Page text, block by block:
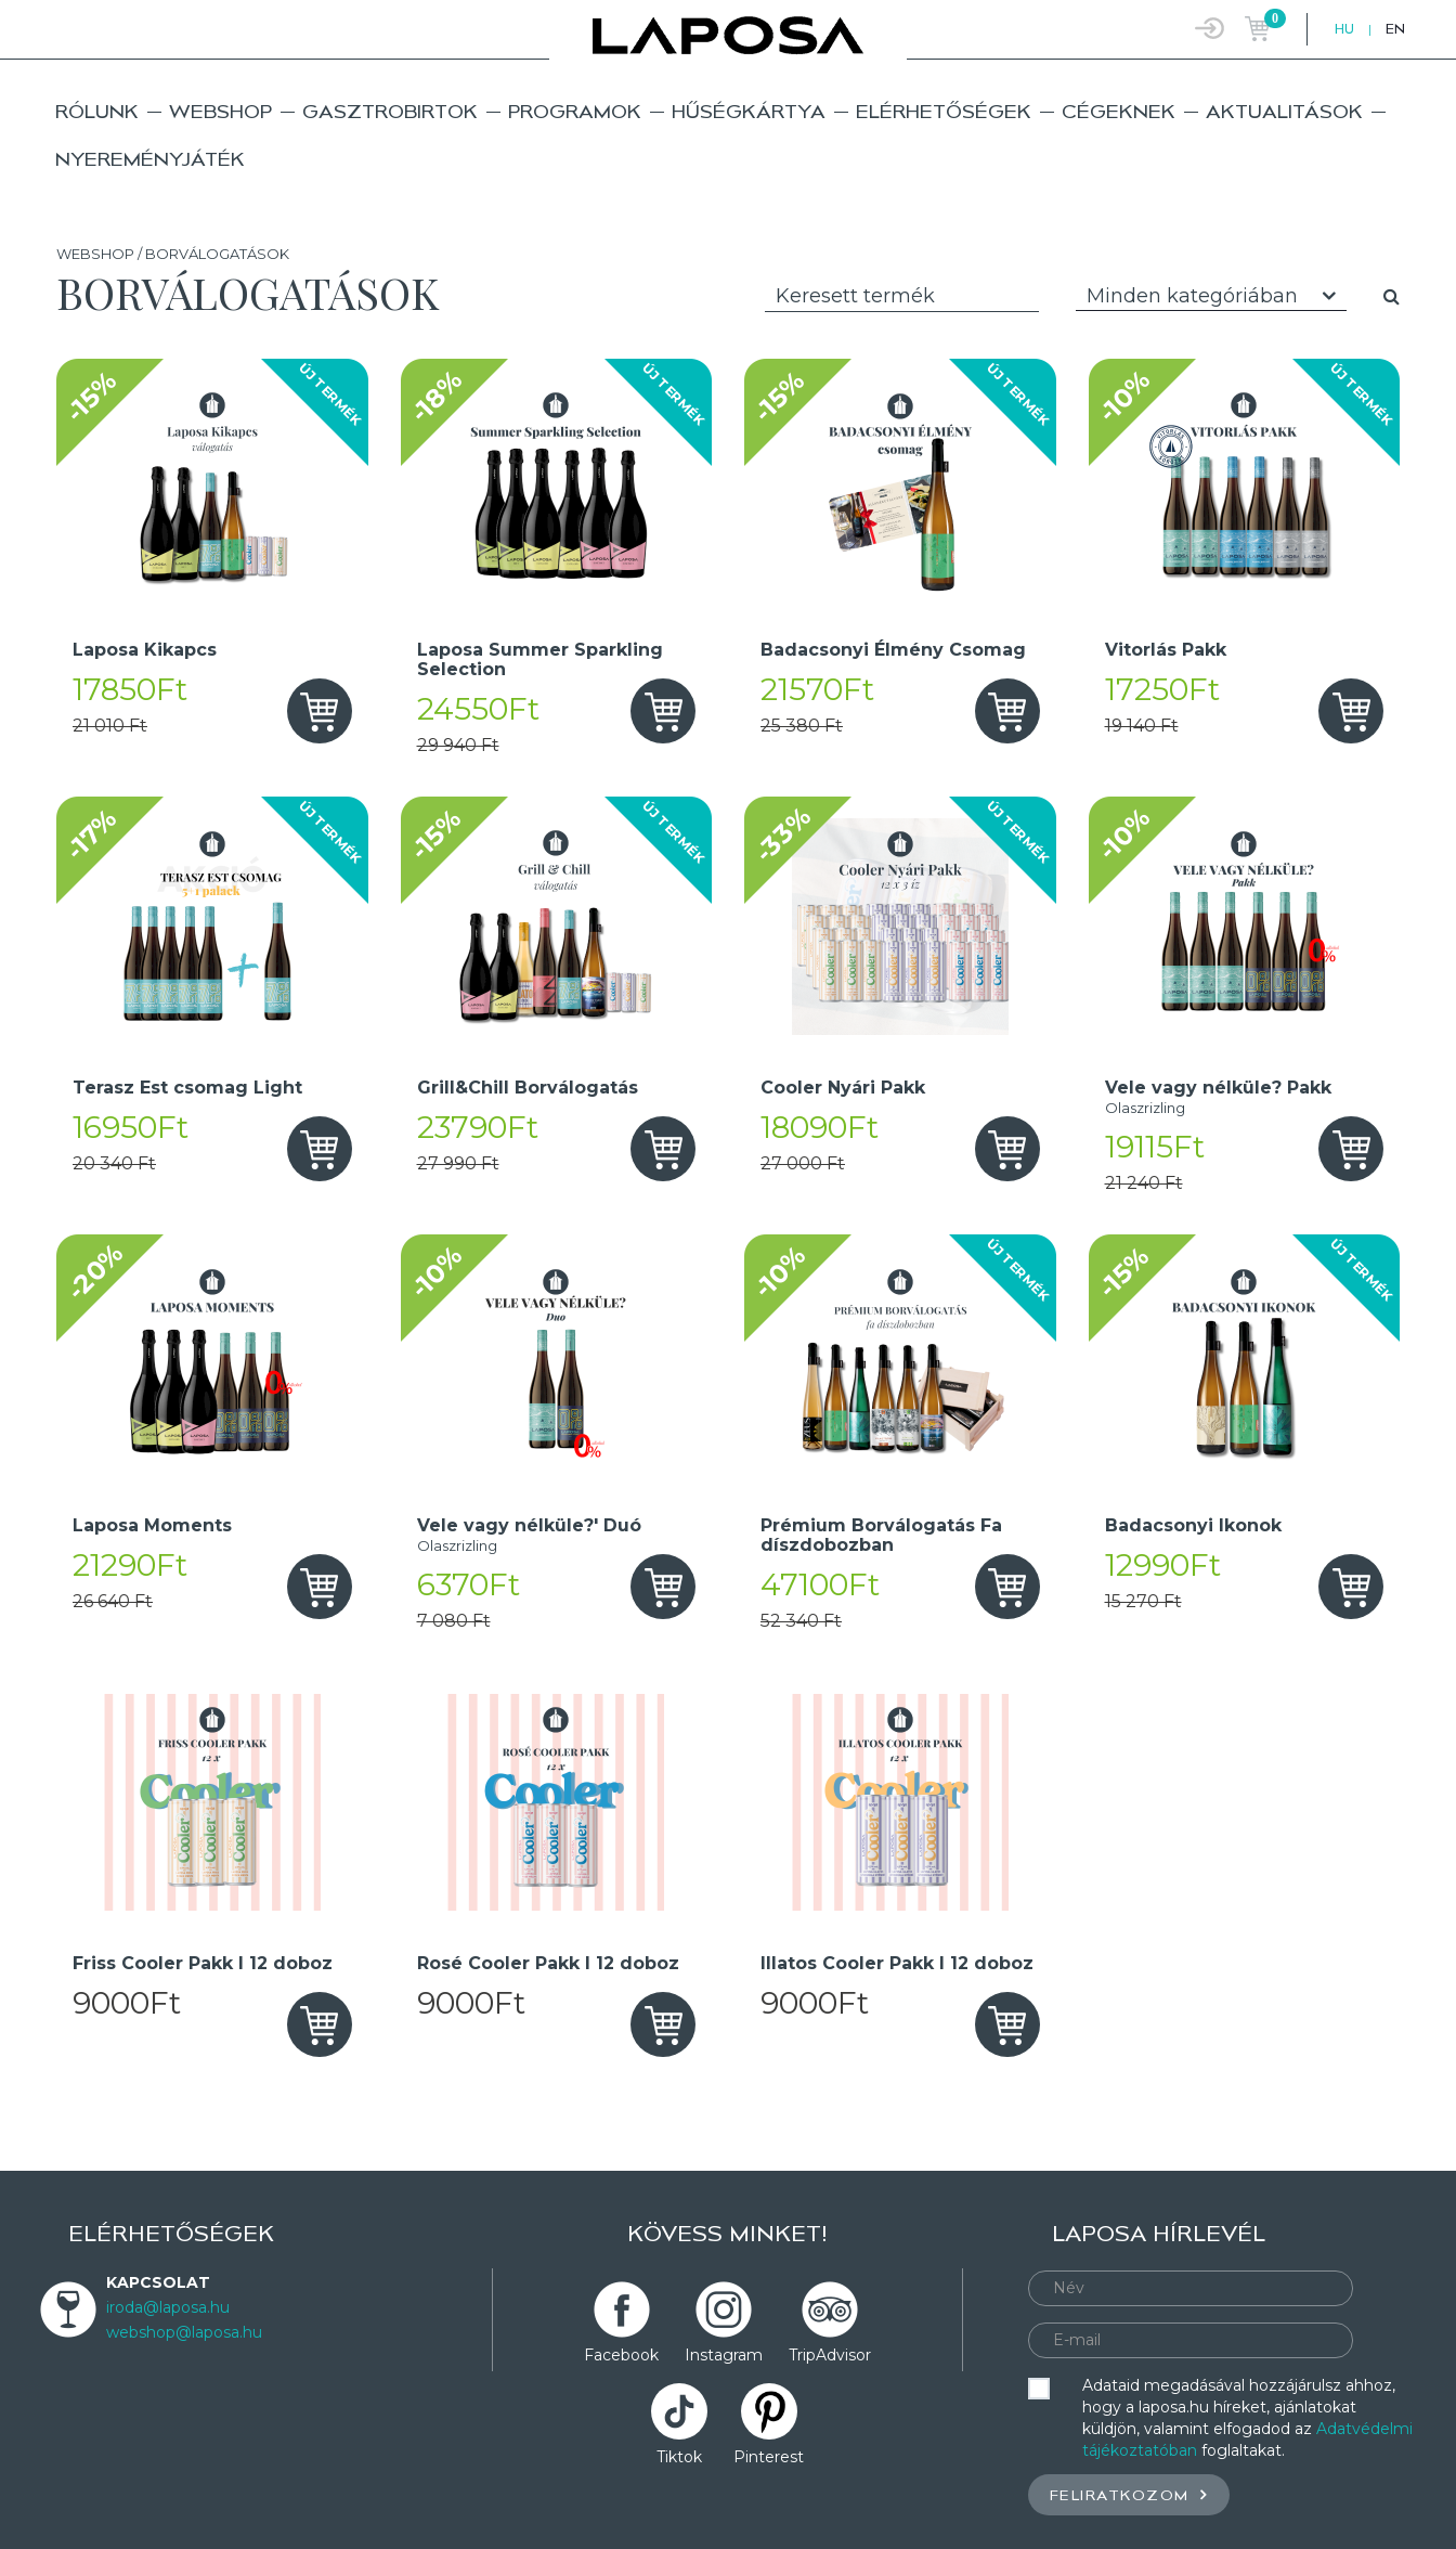
0
HU | EN
RÓLUNK WEBSHOP GASZTROBIRTOK PROGRAMOK HŰSÉGKÁRTYA ELÉRHETŐSÉGEK CÉGEKNEK AKTUALITÁSOK
NYEREMÉNYJÁTÉK
WEBSHOP / BORVÁLOGATÁSOK
BORVÁLOGATÁSOK Minden kategóriában
ÚJ TERMÉK
-15%
Laposa Kikapcs
17850Ft
21 010 Ft
ÚJ TERMÉK
-18%
Laposa Summer Sparkling
Selection
24550Ft
29 940 Ft
ÚJ TERMÉK
-15%
Badacsonyi Élmény Csomag
21570Ft
25 380 Ft
ÚJ TERMÉK
-10%
Vitorlás Pakk
17250Ft
19 140 Ft
ÚJ TERMÉK
-17%
Terasz Est csomag Light
16950Ft
20 340 Ft
ÚJ TERMÉK
-15%
Grill&Chill Borválogatás
23790Ft
27 990 Ft
ÚJ TERMÉK
-33%
Cooler Nyári Pakk
18090Ft
27 000 Ft
-10%
Vele vagy nélküle? Pakk
Olaszrizling
19115Ft
21 240 Ft
-20%
Laposa Moments
21290Ft
26 640 Ft
-10%
Vele vagy nélküle?' Duó
Olaszrizling
6370Ft
7 080 Ft
ÚJ TERMÉK
-10%
Prémium Borválogatás Fa
díszdobozban
47100Ft
52 340 Ft
ÚJ TERMÉK
-15%
Badacsonyi Ikonok
12990Ft
15 270 Ft
Friss Cooler Pakk I 12 doboz
9000Ft
Rosé Cooler Pakk I 12 doboz
9000Ft
Illatos Cooler Pakk I 12 doboz
9000Ft
ELÉRHETŐSÉGEK
KAPCSOLAT
iroda@laposa.hu
webshop@laposa.hu
KÖVESS MINKET!
Facebook Instagram TripAdvisor
Tiktok Pinterest
LAPOSA HÍRLEVÉL
Adataid megadásával hozzájárulsz ahhoz,
hogy a laposa.hu híreket, ajánlatokat
küldjön, valamint elfogadod az Adatvédelmi
tájékoztatóban foglaltakat.
FELIRATKOZOM